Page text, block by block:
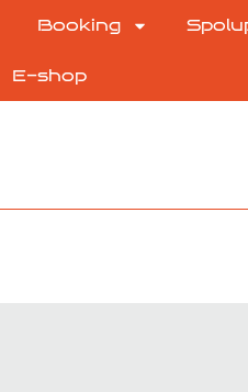
Booking
E-shop